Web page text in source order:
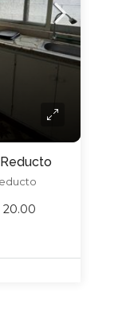
20.00